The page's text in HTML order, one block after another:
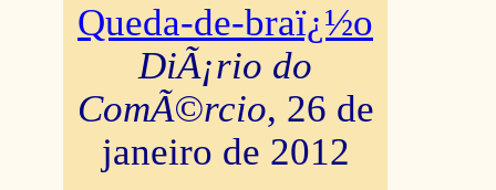
Queda-de-braï¿½o
DiÃ¡rio do
ComÃ©rcio, 26 de
janeiro de 2012